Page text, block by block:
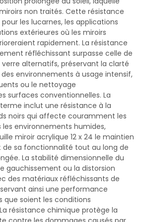
non traités. Cette résistance
les lucarnes, les applications
extérieures où les miroirs
rapidement. La résistance
réfléchissant surpasse celle de
alternatifs, préservant la clarté
environnements à usage intensif,
ou le nettoyage
surfaces conventionnelles. La
inclut une résistance à la
noirs qui affecte couramment les
les environnements humides,
miroir acrylique 12 x 24 le maintien
de sa fonctionnalité tout au long de
La stabilité dimensionnelle du
gauchissement ou la distorsion
des matériaux réfléchissants de
ainsi une performance
que soient les conditions
résistance chimique protège la